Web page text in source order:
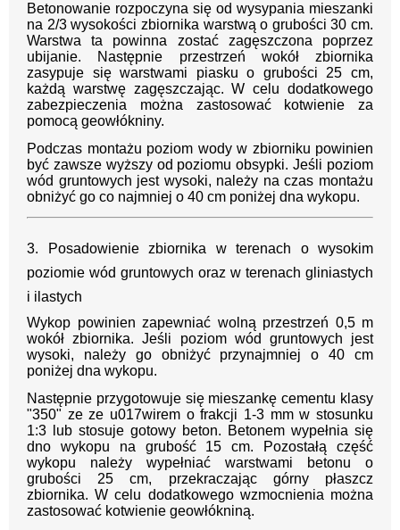
Betonowanie rozpoczyna się od wysypania mieszanki
na 2/3 wysokości zbiornika warstwą o grubości 30 cm.
Warstwa ta powinna zostać zagęszczona poprzez
ubijanie. Następnie przestrzeń wokół zbiornika
zasypuje się warstwami piasku o grubości 25 cm,
każdą warstwę zagęszczając. W celu dodatkowego
zabezpieczenia można zastosować kotwienie za
pomocą geowłókniny.
Podczas montażu poziom wody w zbiorniku powinien
być zawsze wyższy od poziomu obsypki. Jeśli poziom
wód gruntowych jest wysoki, należy na czas montażu
obniżyć go co najmniej o 40 cm poniżej dna wykopu.
3. Posadowienie zbiornika w terenach o wysokim
poziomie wód gruntowych oraz w terenach gliniastych
i ilastych
Wykop powinien zapewniać wolną przestrzeń 0,5 m
wokół zbiornika. Jeśli poziom wód gruntowych jest
wysoki, należy go obniżyć przynajmniej o 40 cm
poniżej dna wykopu.
Następnie przygotowuje się mieszankę cementu klasy
"350" ze ze u017wirem o frakcji 1-3 mm w stosunku
1:3 lub stosuje gotowy beton. Betonem wypełnia się
dno wykopu na grubość 15 cm. Pozostałą część
wykopu należy wypełniać warstwami betonu o
grubości 25 cm, przekraczając górny płaszcz
zbiornika. W celu dodatkowego wzmocnienia można
zastosować kotwienie geowłókniną.